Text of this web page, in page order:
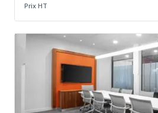
Prix HT